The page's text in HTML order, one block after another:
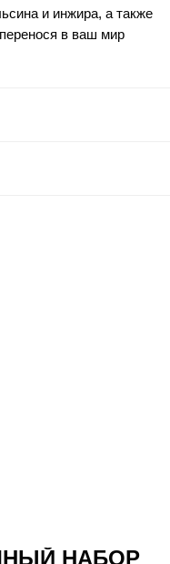
и инжира, а также
в ваш мир
НАБОР